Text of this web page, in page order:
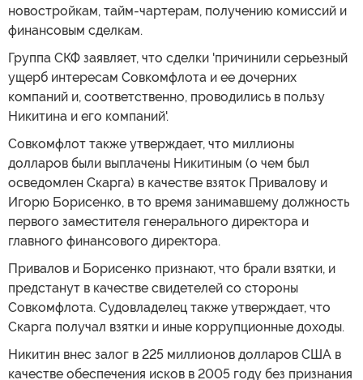
новостройкам, тайм-чартерам, получению комиссий и
финансовым сделкам.
Группа СКФ заявляет, что сделки 'причинили серьезный
ущерб интересам Совкомфлота и ее дочерних
компаний и, соответственно, проводились в пользу
Никитина и его компаний'.
Совкомфлот также утверждает, что миллионы
долларов были выплачены Никитиным (о чем был
осведомлен Скарга) в качестве взяток Привалову и
Игорю Борисенко, в то время занимавшему должность
первого заместителя генерального директора и
главного финансового директора.
Привалов и Борисенко признают, что брали взятки, и
предстанут в качестве свидетелей со стороны
Совкомфлота. Судовладелец также утверждает, что
Скарга получал взятки и иные коррупционные доходы.
Никитин внес залог в 225 миллионов долларов США в
качестве обеспечения исков в 2005 году без признания